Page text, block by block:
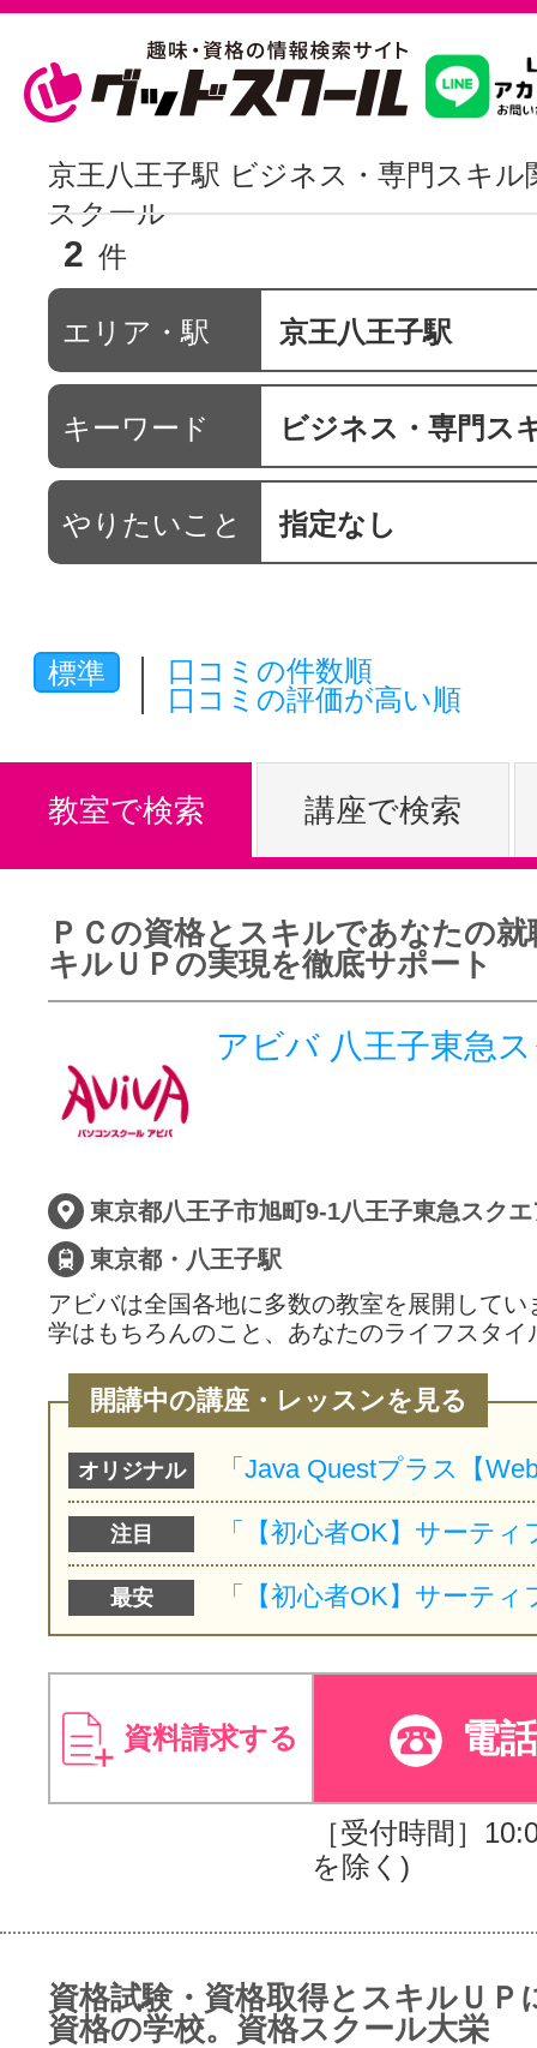
習いたいこ
駅・路線か
通信講座を
やりたいこ
特集をみる
グッドスク
掲載のお問
京王八王子駅 ビジネス・専門スキル
スクール
2 件
エリア・駅 京王八王子駅
キーワード ビジネス・専門ス
やりたいこと 指定なし
標準
口コミの件数順
口コミの評価が高い順
教室で検索 講座で検索
ＰＣの資格とスキルであなたの就
キルＵＰの実現を徹底サポート
アビバ 八王子東急
東京都八王子市旭町9-1八王子東急スク
東京都・八王子駅
アビバは全国各地に多数の教室を展開してい
学はもちろんのこと、あなたのライフスタ
開講中の講座・レッスンを見る
オリジナル
注目
最安
資料請求する 電
［受付時間］
を除く)
資格試験・資格取得とスキルＵＰ
資格の学校。資格スクール大栄